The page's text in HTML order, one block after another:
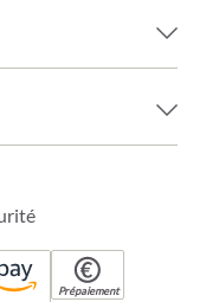
Prépaiement